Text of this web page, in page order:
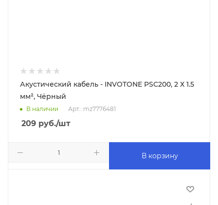
Акустический кабель - INVOTONE PSC200, 2 Х 1.5
мм², Чёрный
В наличии Арт.: mz7776481
209 руб./шт
В корзину